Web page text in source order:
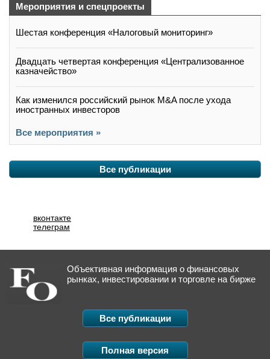
Мероприятия и спецпроекты
Шестая конференция «Налоговый мониторинг»
Двадцать четвертая конференция «Централизованное
казначейство»
Как изменился российский рынок M&A после ухода
иностранных инвесторов
Все мероприятия »
Все публикации
вконтакте
телеграм
Объективная информация о финансовых
рынках, инвестировании и торговле на бирже
Все публикации
Полная версия